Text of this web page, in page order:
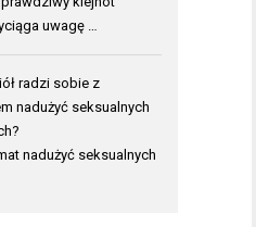
uwagę …
radzi sobie z
nadużyć seksualnych
nadużyć seksualnych